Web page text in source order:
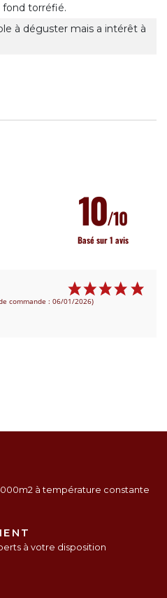
torréfié.
à déguster mais a intérêt à
10/10
Basé sur 1 avis
commande : 06/01/2026)
à température constante
à votre disposition